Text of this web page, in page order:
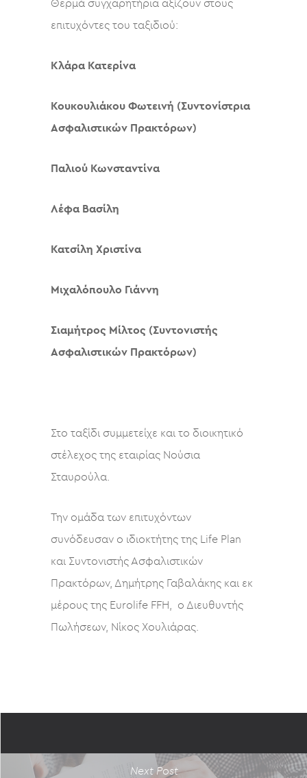
Θερμά συγχαρητήρια αξίζουν στους
επιτυχόντες του ταξιδιού:
Κλάρα Κατερίνα
Κουκουλιάκου Φωτεινή (Συντονίστρια
Ασφαλιστικών Πρακτόρων)
Παλιού Κωνσταντίνα
Λέφα Βασίλη
Κατσίλη Χριστίνα
Μιχαλόπουλο Γιάννη
Σιαμήτρος Μίλτος (Συντονιστής
Ασφαλιστικών Πρακτόρων)
Στο ταξίδι συμμετείχε και το διοικητικό
στέλεχος της εταιρίας Νούσια
Σταυρούλα.
Την ομάδα των επιτυχόντων
συνόδευσαν ο ιδιοκτήτης της Life Plan
και Συντονιστής Ασφαλιστικών
Πρακτόρων, Δημήτρης Γαβαλάκης και εκ
μέρους της Eurolife FFH, ο Διευθυντής
Πωλήσεων, Νίκος Χουλιάρας.
Next Post